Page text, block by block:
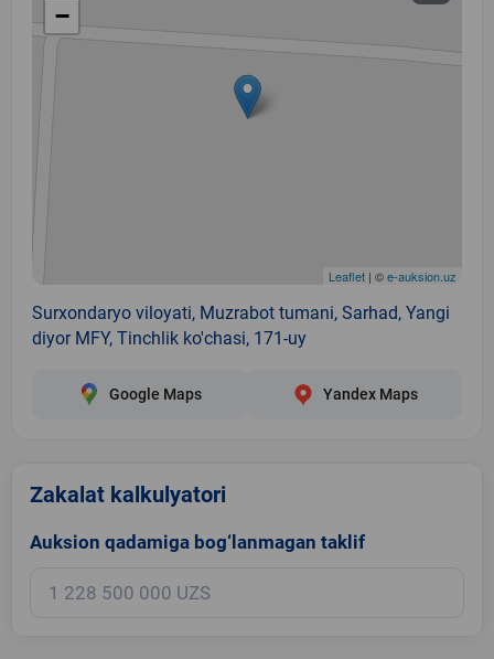
−
Leaflet | ©e-auksion.uz
Surxondaryo viloyati, Muzrabot tumani, Sarhad, Yangi
diyor MFY, Tinchlik ko'chasi, 171-uy
Google Maps Yandex Maps
Zakalat kalkulyatori
Auksion qadamiga bog‘lanmagan taklif